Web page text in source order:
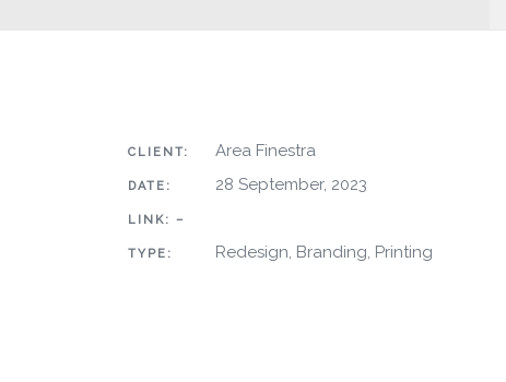
CLIENT: Area Finestra
DATE: 28 September, 2023
LINK: –
TYPE: Redesign, Branding, Printing